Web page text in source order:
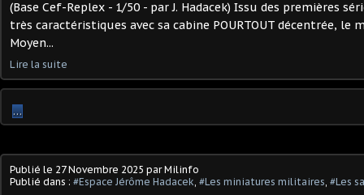
(Base Cef-Replex - 1/50 - par J. Hadacek) Issu des premières
très caractéristiques avec sa cabine POURTOUT décentrée, le
Moyen...
Lire la suite
…
Publié le 27 Novembre 2025 par Milinfo
Publié dans : #Espace Jérôme Hadacek, #Les miniatures militaires, #Les